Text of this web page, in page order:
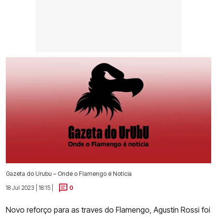
Gazeta do Urubu – Onde o Flamengo é Notícia
18 Jul 2023 | 18:15 |
0
Novo reforço para as traves do Flamengo, Agustín Rossi foi